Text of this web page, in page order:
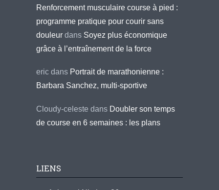
Renforcement musculaire course à pied :
programme pratique pour courir sans
douleur dans Soyez plus économique
grâce à l’entraînement de la force
eric dans Portrait de marathonienne :
Barbara Sanchez, multi-sportive
Cloudy-celeste dans Doubler son temps
de course en 6 semaines : les plans
LIENS